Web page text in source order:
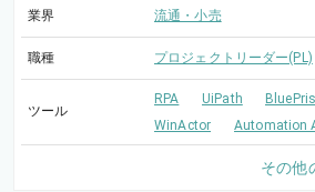
業界 流通・小売
職種 プロジェクトリーダー(PL)
ツール
RPA UiPath
WinActor
Automation
その他